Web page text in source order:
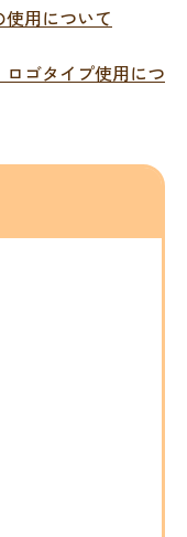
用について
ロゴタイプ­使用につ